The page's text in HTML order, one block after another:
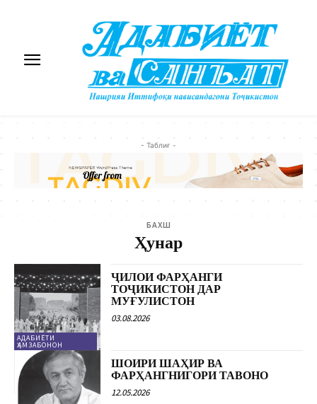
- Таблиғ -
БАХШ
Ҳунар
АДАБИЁТИ
ҲАМЗАБОНОН
ҶИЛОИ ФАРҲАНГИ
ТОҶИКИСТОН ДАР
МУҒУЛИСТОН
03.08.2026
ШОИРИ ШАҲИР ВА
ФАРҲАНГНИГОРИ ТАВОНО
12.05.2026